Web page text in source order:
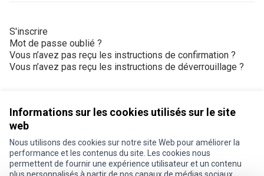
Informations sur les cookies utilisés sur le site
web
Nous utilisons des cookies sur notre site Web pour améliorer la
performance et les contenus du site. Les cookies nous
permettent de fournir une expérience utilisateur et un contenu
S'inscrire
Mot de passe oublié ?
Vous n’avez pas reçu les instructions de confirmation ?
Vous n’avez pas reçu les instructions de déverrouillage ?
Conditions d'utilisation
Paramètres des cookies
Je participe ! sur X
Je participe ! sur Facebook
Je participe ! sur Instagram